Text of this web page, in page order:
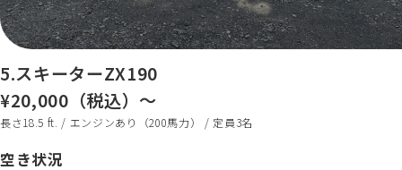
5.スキーターZX190
¥20,000（税込）～
長さ18.5 ft. / エンジンあり（200馬力） / 定員3名
空き状況